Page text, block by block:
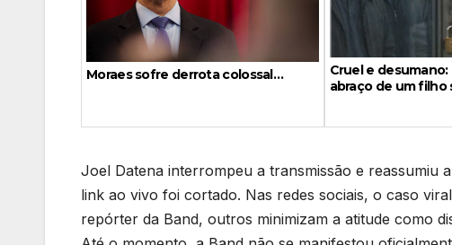
Moraes sofre derrota colossal…
Cruel e
abraço de um
Joel Datena interrompeu a transmissão e reassumiu
link ao vivo foi cortado. Nas redes sociais, o caso
repórter da Band, outros minimizam a atitude como